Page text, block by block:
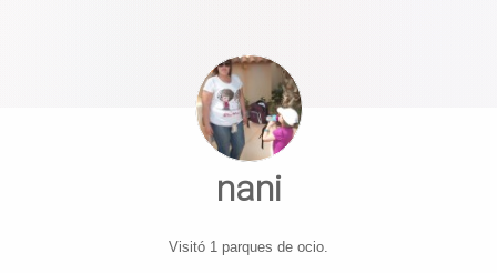
nani
Visitó 1 parques de ocio.